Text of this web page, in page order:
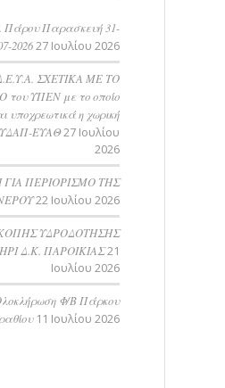
Πάρου Παρασκευή 31-
202627 Ιουλίου 2026
ΣΧΕΤΙΚΑ ΜΕ ΤΟ
ΥΠΕΝ με το οποίο
υποχρεωτικά η χωρική
ΕΥΑΘ27 Ιουλίου
2026
ΠΕΡΙΟΡΙΣΜΟ ΤΗΣ
22 Ιουλίου 2026
ΥΔΡΟΔΟΤΗΣΗΣ
Δ.Κ. ΠΑΡΟΙΚΙΑΣ21
Ιουλίου 2026
Φ/Β Πάρκου
11 Ιουλίου 2026